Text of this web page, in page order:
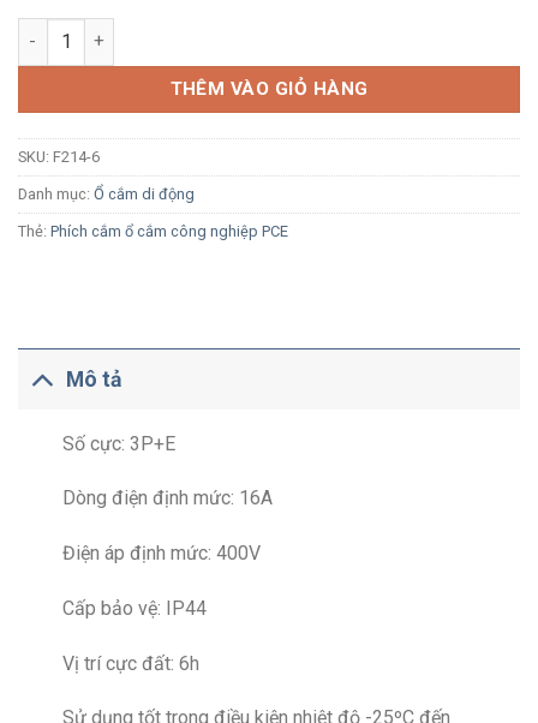
Ổ cắm công nghiệp di động PCE F214-6 16A 4P 400V 6H IP44
THÊM VÀO GIỎ HÀNG
SKU: F214-6
Danh mục: Ổ cắm di động
Thẻ: Phích cắm ổ cắm công nghiệp PCE
Mô tả
Số cực: 3P+E
Dòng điện định mức: 16A
Điện áp định mức: 400V
Cấp bảo vệ: IP44
Vị trí cực đất: 6h
Sử dụng tốt trong điều kiện nhiệt độ -25ºC đến